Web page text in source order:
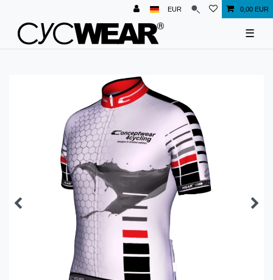
EUR 0,00 EUR
☰